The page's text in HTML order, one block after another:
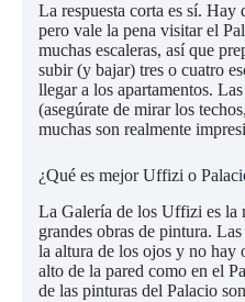
La respuesta corta es sí. Hay
pero vale la pena visitar el
muchas escaleras, así que
subir (y bajar) tres o cuatro
llegar a los apartamentos.
(asegúrate de mirar los
muchas son realmente
¿Qué es mejor Uffizi o
La Galería de los Uffizi es la
grandes obras de pintura.
la altura de los ojos y no hay
alto de la pared como en el
de las pinturas del Palacio